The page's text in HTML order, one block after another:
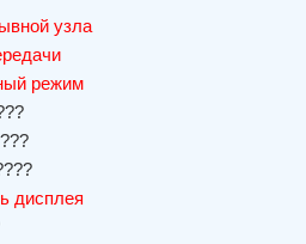
узла
режим
дисплея